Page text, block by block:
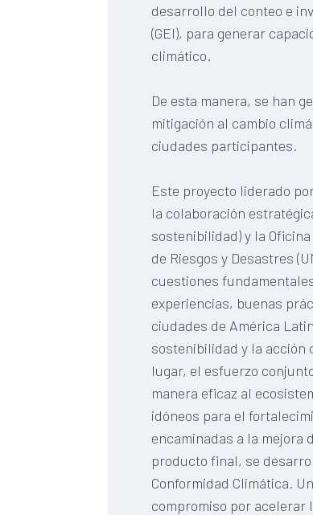
desarrollo del conteo e
(GEI), para generar
climático.
De esta manera, se han
mitigación al cambio
ciudades participantes.
Este proyecto liderado
la colaboración
sostenibilidad) y la
de Riesgos y Desastres
cuestiones
experiencias, buenas
ciudades de América
sostenibilidad y la acción
lugar, el esfuerzo
manera eficaz al
idóneos para el
encaminadas a la mejora
producto final, se
Conformidad Climática.
compromiso por acelerar